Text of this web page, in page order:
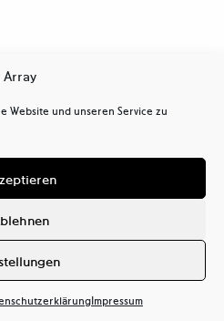
Array
Website und unseren Service zu
Impressum
Serie _:*
Fendt
€